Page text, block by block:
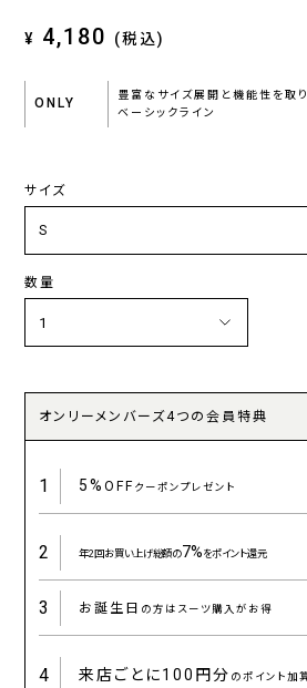
¥ 4,180 (税込)
ONLY
豊富なサイズ展開と機能性を取り
ベーシックライン
サイズ
数量
オンリーメンバーズ4つの会員特典
1 5%OFFクーポンプレゼント
2 年2回お買い上げ総額の7%をポイント還元
3 お誕生日 の方はスーツ購入がお得
4 来店ごとに100円分 のポイント加